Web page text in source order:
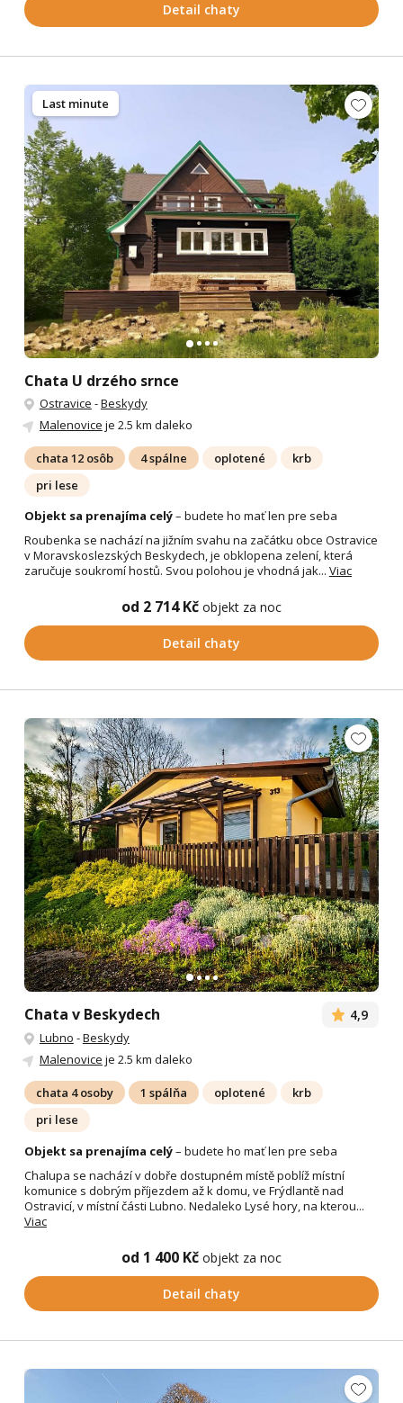
Detail chaty
Chata U drzého srnce
Ostravice -Beskydy
Malenovice je 2.5 km daleko
chata 12 osôb 4 spálne oplotené
krb
pri lese
Objekt sa prenajíma celý– budete ho mať len pre seba
Roubenka se nachází na jižním svahu na začátku obce Ostravice
v Moravskoslezských Beskydech, je obklopena zelení, která
zaručuje soukromí hostů. Svou polohou je vhodná jak... Viac
od 2 714 Kč objekt za noc
Detail chaty
Last minute
Chata v Beskydech 4,9
Lubno -Beskydy
Malenovice je 2.5 km daleko
chata 4 osoby 1 spálňa oplotené
krb
pri lese
Objekt sa prenajíma celý– budete ho mať len pre seba
Chalupa se nachází v dobře dostupném místě poblíž místní
komunice s dobrým příjezdem až k domu, ve Frýdlantě nad
Ostravicí, v místní části Lubno. Nedaleko Lysé hory, na kterou...
Viac
od 1 400 Kč objekt za noc
Detail chaty